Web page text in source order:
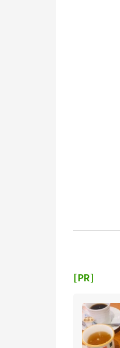
[PR]